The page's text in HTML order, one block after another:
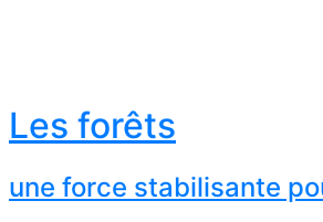
Les forêts
une force stabilisante